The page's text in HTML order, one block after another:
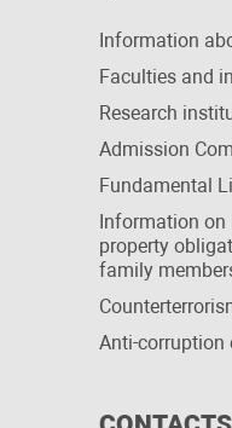
Information
Faculties and
Research
Admission
Fundamental
Information on
property
family
Anti-corruption